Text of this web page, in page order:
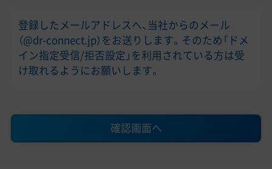
登録したメールアドレスへ、当社からのメール
（@dr-connect.jp）をお送りします。そのため「ドメ
イン指定受信/拒否設定」を利用されている方は受
け取れるようにお願いします。
確認画面へ